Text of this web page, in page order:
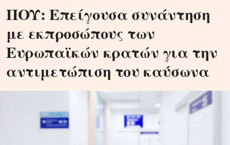
ΠΟΥ: Επείγουσα συνάντηση
με εκπροσώπους των
Ευρωπαϊκών κρατών για την
αντιμετώπιση του καύσωνα